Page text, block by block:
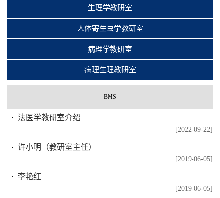
生理学教研室
人体寄生虫学教研室
病理学教研室
病理生理教研室
BMS
法医学教研室介绍
[2022-09-22]
许小明（教研室主任）
[2019-06-05]
李艳红
[2019-06-05]